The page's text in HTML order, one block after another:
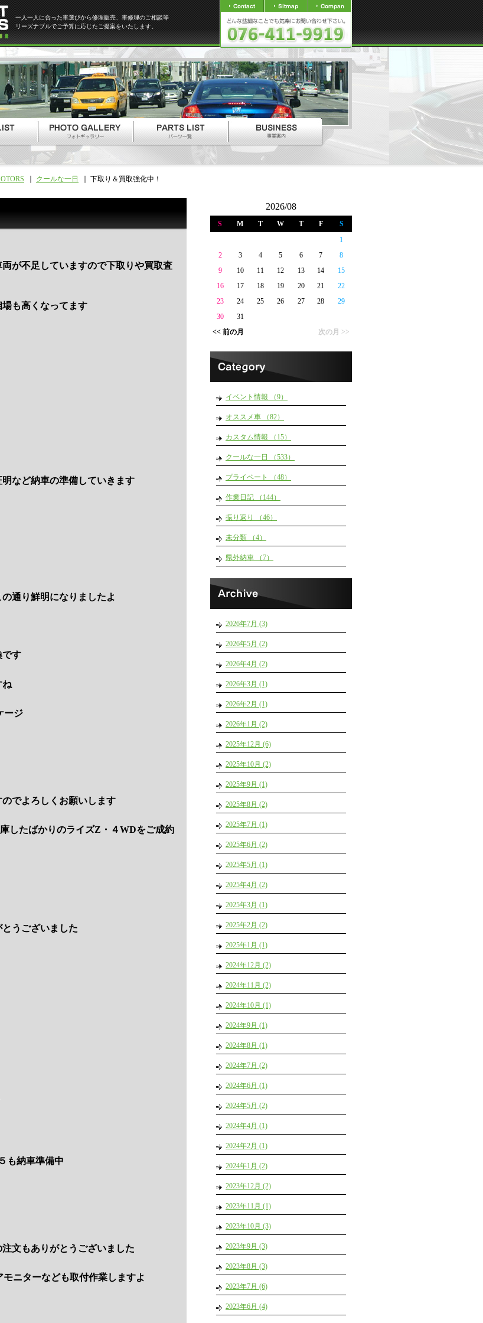
一人一人に合った車選びから修理販売、車修理のご相談等
リーズナブルでご予算に応じたご提案をいたします。
クールな一日 下取り＆買取強化中！
が不足していますので下取りや買取査
も高くなってます
など納車の準備していきます
通り鮮明になりましたよ
です
ね
ージ
でよろしくお願いします
したばかりのライズZ・４WDをご成約
うございました
も納車準備中
文もありがとうございました
ニターなども取付作業しますよ
2026/08
S M T W T F S
<< 前の月 次の月 >>
1
2
3 4 5 6 7
8
9
10 11 12 13 14
15
16
17 18 19 20 21
22
23
24 25 26 27 28
29
30
31
イベント情報 （9）
オススメ車 （82）
カスタム情報 （15）
クールな一日 （533）
プライベート （48）
作業日記 （144）
振り返り （46）
未分類 （4）
県外納車 （7）
2026年7月 (3)
2026年5月 (2)
2026年4月 (2)
2026年3月 (1)
2026年2月 (1)
2026年1月 (2)
2025年12月 (6)
2025年10月 (2)
2025年9月 (1)
2025年8月 (2)
2025年7月 (1)
2025年6月 (2)
2025年5月 (1)
2025年4月 (2)
2025年3月 (1)
2025年2月 (2)
2025年1月 (1)
2024年12月 (2)
2024年11月 (2)
2024年10月 (1)
2024年9月 (1)
2024年8月 (1)
2024年7月 (2)
2024年6月 (1)
2024年5月 (2)
2024年4月 (1)
2024年2月 (1)
2024年1月 (2)
2023年12月 (2)
2023年11月 (1)
2023年10月 (3)
2023年9月 (3)
2023年8月 (3)
2023年7月 (6)
2023年6月 (4)